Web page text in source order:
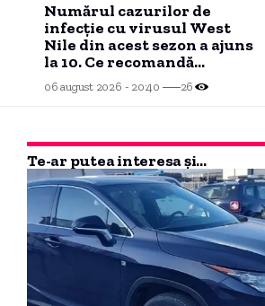
Numărul cazurilor de
infecție cu virusul West
Nile din acest sezon a ajuns
la 10. Ce recomandă
autoritățile
06 august 2026 - 20:40 26
Te-ar putea interesa și...